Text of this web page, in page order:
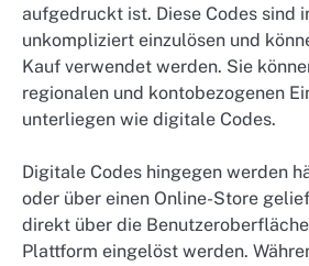
aufgedruckt ist. Diese Codes sind
unkompliziert einzulösen und
Kauf verwendet werden. Sie
regionalen und kontobezogenen
unterliegen wie digitale Codes.
Digitale Codes hingegen werden
oder über einen Online-Store
direkt über die
Plattform eingelöst werden.